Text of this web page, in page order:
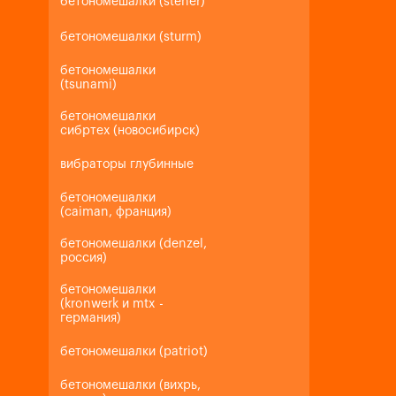
бетономешалки (sturm)
бетономешалки
(tsunami)
бетономешалки
сибртех (новосибирск)
вибраторы глубинные
бетономешалки
(caiman, франция)
бетономешалки (denzel,
россия)
бетономешалки
(kronwerk и mtx -
германия)
бетономешалки (patriot)
бетономешалки (вихрь,